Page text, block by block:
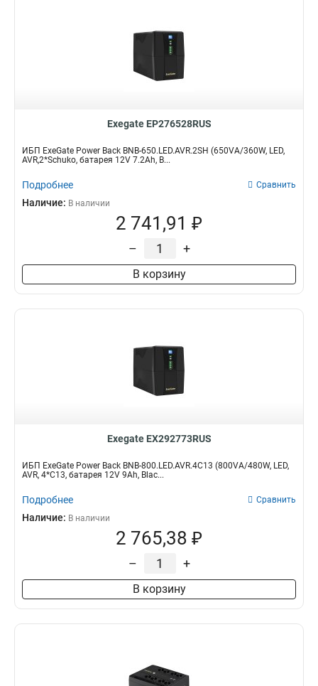
Exegate EP276528RUS
ИБП ExeGate Power Back BNB-650.LED.AVR.2SH (650VA/360W, LED,
AVR,2*Schuko, батарея 12V 7.2Ah, B...
Подробнее Сравнить
Наличие: В наличии
2 741,91 ₽
– +
В корзину
Exegate EX292773RUS
ИБП ExeGate Power Back BNB-800.LED.AVR.4C13 (800VA/480W, LED,
AVR, 4*C13, батарея 12V 9Ah, Blac...
Подробнее Сравнить
Наличие: В наличии
2 765,38 ₽
– +
В корзину